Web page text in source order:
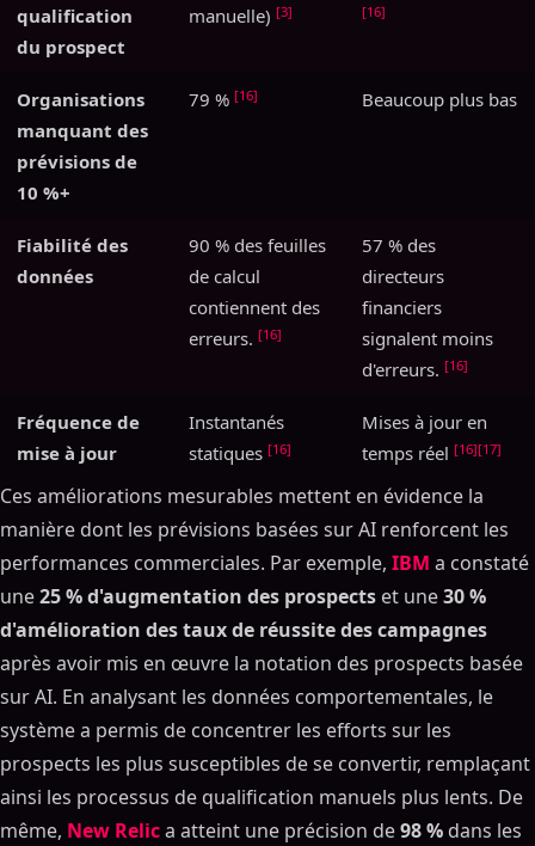
qualification
du prospect
manuelle) [3] [16]
Organisations
manquant des
prévisions de
10 %+
79 % [16] Beaucoup plus bas
Fiabilité des
données
90 % des feuilles
de calcul
contiennent des
erreurs. [16]
57 % des
directeurs
financiers
signalent moins
d'erreurs. [16]
Fréquence de
mise à jour
Instantanés
statiques [16]
Mises à jour en
temps réel [16][17]
Ces améliorations mesurables mettent en évidence la
manière dont les prévisions basées sur AI renforcent les
performances commerciales. Par exemple, IBM a constaté
une25 % d'augmentation des prospects et une30 %
d'amélioration des taux de réussite des campagnes
après avoir mis en œuvre la notation des prospects basée
sur AI. En analysant les données comportementales, le
système a permis de concentrer les efforts sur les
prospects les plus susceptibles de se convertir, remplaçant
ainsi les processus de qualification manuels plus lents. De
même, New Relica atteint une précision de98 % dans les